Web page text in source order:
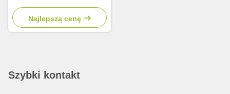
Facial Machine
Najlepszą cenę
Szybki kontakt